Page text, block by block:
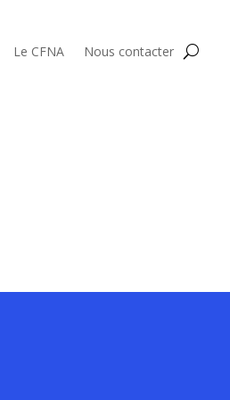
Le CFNA Nous contacter